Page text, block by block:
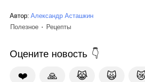
Автор: Александр Асташкин
Полезное
Рецепты
Оцените новость
❤️ 🙏 😹 🙀